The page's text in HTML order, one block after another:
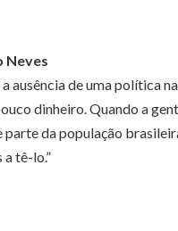
Neves
de uma política
dinheiro. Quando a
da população
tê-lo.”